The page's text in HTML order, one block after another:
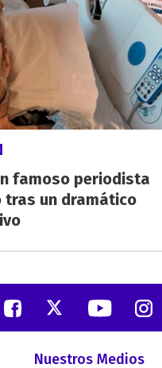
famoso periodista
tras un dramático
Nuestros Medios